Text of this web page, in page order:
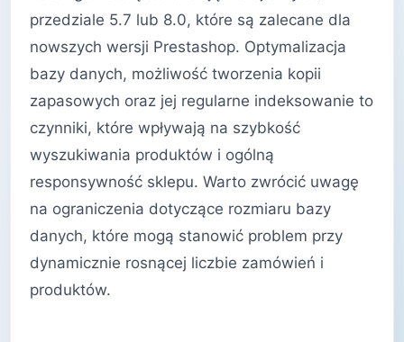
przedziale 5.7 lub 8.0, które są zalecane dla
nowszych wersji Prestashop. Optymalizacja
bazy danych, możliwość tworzenia kopii
zapasowych oraz jej regularne indeksowanie to
czynniki, które wpływają na szybkość
wyszukiwania produktów i ogólną
responsywność sklepu. Warto zwrócić uwagę
na ograniczenia dotyczące rozmiaru bazy
danych, które mogą stanowić problem przy
dynamicznie rosnącej liczbie zamówień i
produktów.